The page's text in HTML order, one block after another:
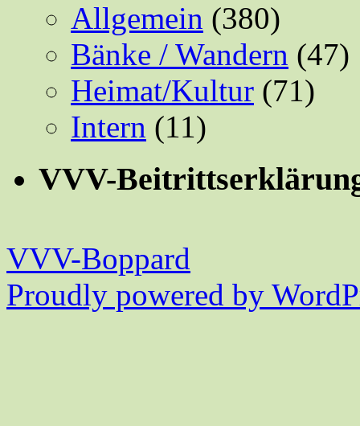
Allgemein (380)
Bänke / Wandern (47)
Heimat/Kultur (71)
Intern (11)
VVV-
VVV-Boppard
Proudly powered by